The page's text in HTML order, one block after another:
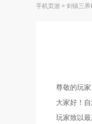
手机页游 > 剑镇三界
尊敬的玩家
大家好！
玩家致以最